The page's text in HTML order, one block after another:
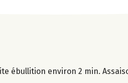
ébullition environ 2 min.